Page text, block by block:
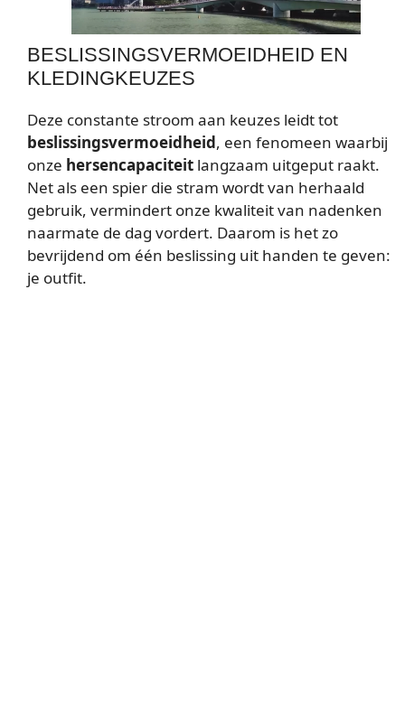
BESLISSINGSVERMOEIDHEID EN
KLEDINGKEUZES
Deze constante stroom aan keuzes leidt tot
beslissingsvermoeidheid, een fenomeen waarbij
onze hersencapaciteit langzaam uitgeput raakt.
Net als een spier die stram wordt van herhaald
gebruik, vermindert onze kwaliteit van nadenken
naarmate de dag vordert. Daarom is het zo
bevrijdend om één beslissing uit handen te geven:
je outfit.